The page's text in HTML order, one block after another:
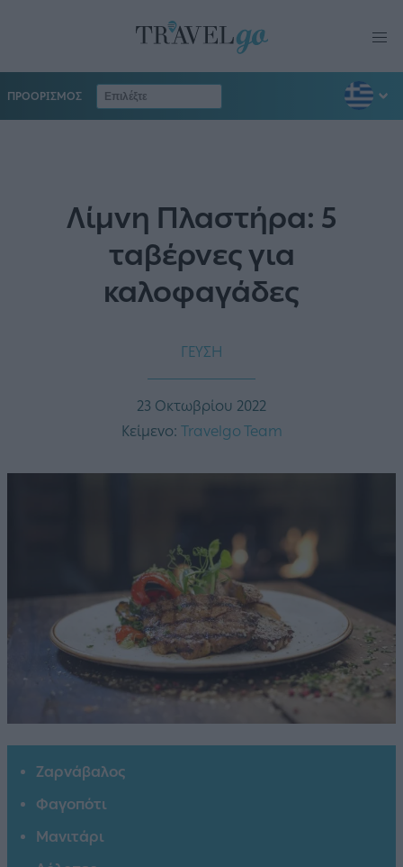
ΠΡΟΟΡΙΣΜΟΣ
Λίμνη Πλαστήρα: 5
ταβέρνες για
καλοφαγάδες
ΓΕΥΣΗ
23 Οκτωβρίου 2022
Κείμενο: Travelgo Team
Ζαρνάβαλος
Φαγοπότι
Μανιτάρι